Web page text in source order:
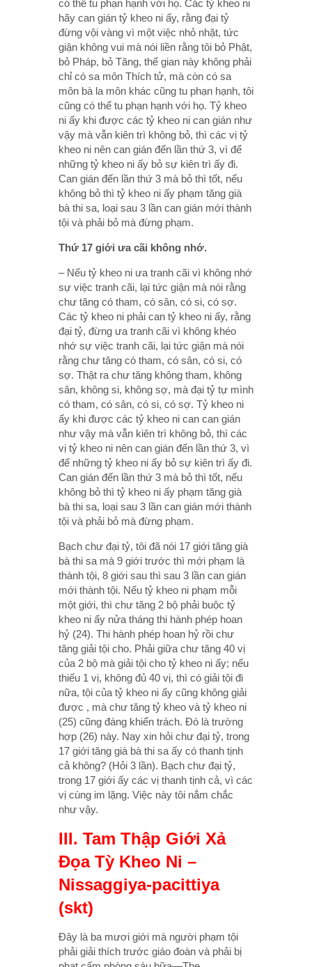
có thể tu phạn hạnh với họ. Các tỷ kheo ni
hãy can gián tỷ kheo ni ấy, rằng đại tỷ
đừng vội vàng vì một việc nhỏ nhặt, tức
giận không vui mà nói liền rằng tôi bỏ Phật,
bỏ Pháp, bỏ Tăng, thế gian này không phải
chỉ có sa môn Thích tử, mà còn có sa
môn bà la môn khác cũng tu phạn hạnh, tôi
cũng có thể tu phạn hạnh với họ. Tỷ kheo
ni ấy khi được các tỷ kheo ni can gián như
vậy mà vẫn kiên trì không bỏ, thì các vị tỷ
kheo ni nên can gián đến lần thứ 3, vì để
những tỷ kheo ni ấy bỏ sự kiên trì ấy đi.
Can gián đến lần thứ 3 mà bỏ thì tốt, nếu
không bỏ thì tỷ kheo ni ấy phạm tăng già
bà thi sa, loại sau 3 lần can gián mới thành
tội và phải bỏ mà đừng phạm.
Thứ 17 giới ưa cãi không nhớ.
– Nếu tỷ kheo ni ưa tranh cãi vì không nhớ
sự việc tranh cãi, lại tức giận mà nói rằng
chư tăng có tham, có sân, có si, có sợ.
Các tỷ kheo ni phải can tỷ kheo ni ấy, rằng
đại tỷ, đừng ưa tranh cãi vì không khéo
nhớ sự việc tranh cãi, lại tức giận mà nói
rằng chư tăng có tham, có sân, có si, có
sợ. Thật ra chư tăng không tham, không
sân, không si, không sợ, mà đại tỷ tự mình
có tham, có sân, có si, có sợ. Tỷ kheo ni
ấy khi được các tỷ kheo ni can can gián
như vậy mà vẫn kiên trì không bỏ, thì các
vị tỷ kheo ni nên can gián đến lần thứ 3, vì
để những tỷ kheo ni ấy bỏ sự kiên trì ấy đi.
Can gián đến lần thứ 3 mà bỏ thì tốt, nếu
không bỏ thì tỷ kheo ni ấy phạm tăng già
bà thi sa, loại sau 3 lần can gián mới thành
tội và phải bỏ mà đừng phạm.
Bạch chư đại tỷ, tôi đã nói 17 giới tăng già
bà thi sa mà 9 giới trước thì mới phạm là
thành tội, 8 giới sau thì sau 3 lần can gián
mới thành tội. Nếu tỷ kheo ni phạm mỗi
một giới, thì chư tăng 2 bộ phải buộc tỷ
kheo ni ấy nửa tháng thi hành phép hoan
hỷ (24). Thi hành phép hoan hỷ rồi chư
tăng giải tội cho. Phải giữa chư tăng 40 vị
của 2 bộ mà giải tội cho tỷ kheo ni ấy; nếu
thiếu 1 vị, không đủ 40 vị, thì có giải tội đi
nữa, tội của tỷ kheo ni ấy cũng không giải
được , mà chư tăng tỷ kheo và tỷ kheo ni
(25) cũng đáng khiển trách. Đó là trường
hợp (26) này. Nay xin hỏi chư đại tỷ, trong
17 giới tăng già bà thi sa ấy có thanh tịnh
cả không? (Hỏi 3 lần). Bạch chư đại tỷ,
trong 17 giới ấy các vị thanh tịnh cả, vì các
vị cùng im lặng. Việc này tôi nắm chắc
như vậy.
III. Tam Thập Giới Xả
Đọa Tỳ Kheo Ni –
Nissaggiya-pacittiya
(skt)
Đây là ba mươi giới mà người phạm tội
phải giải thích trước giáo đoàn và phải bị